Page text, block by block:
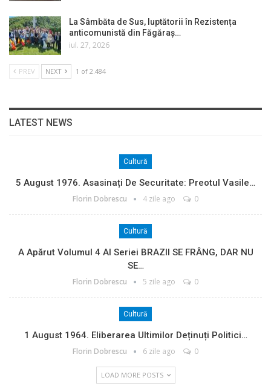
La Sâmbăta de Sus, luptătorii în Rezistența
anticomunistă din Făgăraș…
iul. 27, 2026
PREV NEXT 1 of 2.484
LATEST NEWS
Cultură
5 August 1976. Asasinați De Securitate: Preotul Vasile…
Florin Dobrescu 4 zile ago 0
Cultură
A Apărut Volumul 4 Al Seriei BRAZII SE FRÂNG, DAR NU
SE…
Florin Dobrescu 5 zile ago 0
Cultură
1 August 1964. Eliberarea Ultimilor Deținuți Politici…
Florin Dobrescu 6 zile ago 0
LOAD MORE POSTS